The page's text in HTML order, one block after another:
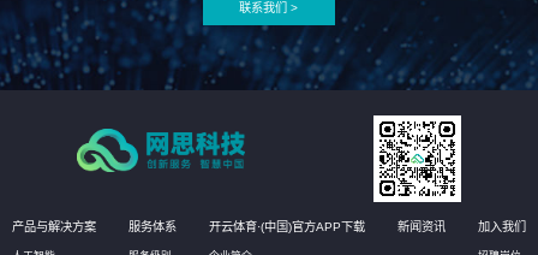
联系我们 >
产品与解决方案 服务体系 开云体育·(中国)官方APP下载 新闻资讯 加入我们